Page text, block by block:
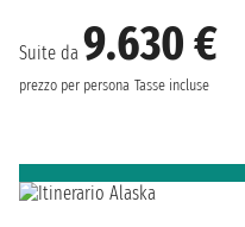
Suite da 9.630 €
prezzo per persona Tasse incluse